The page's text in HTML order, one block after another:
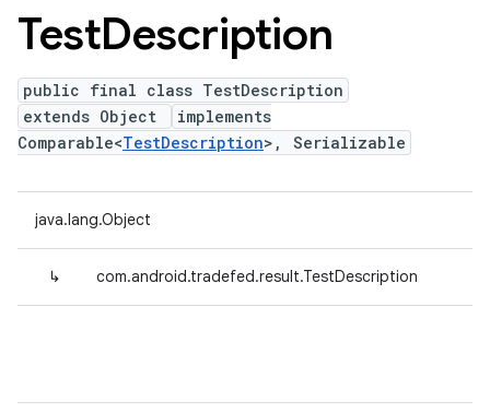
TestDescription
public final class TestDescription
extends Object
implements
Comparable<TestDescription>, Serializable
java.lang.Object
↳ com.android.tradefed.result.TestDescription